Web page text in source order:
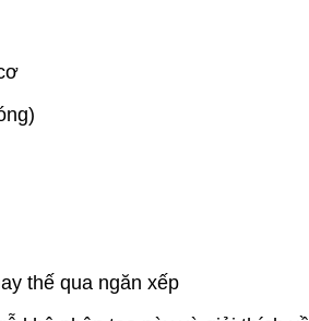
thế qua ngăn xếp